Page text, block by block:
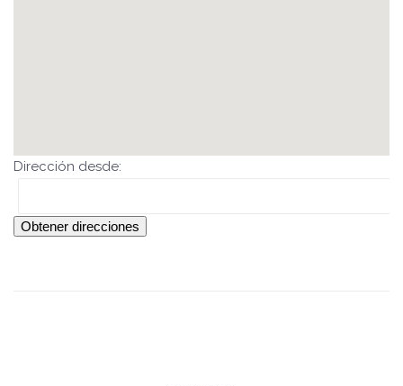
Dirección desde:
Obtener direcciones